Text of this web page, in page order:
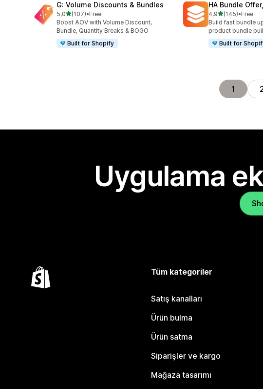
G: Volume Discounts & Bundles
5,05 yıldız üzerinden
(107)
toplam 107 değerlendirme
•Free
Boost AOV with Volume Discount,
Bundle, Quantity Breaks & BOGO
Built for Shopify
HA Bundle
4,95 yıldız üzerinden
(145)
toplam 145•Free
Build fast bundle
product bundle
Built for
1
Uygulama
Tüm kategoriler
Satış kanalları
Ürün bulma
Ürün satma
Siparişler ve kargo
Mağaza tasarımı